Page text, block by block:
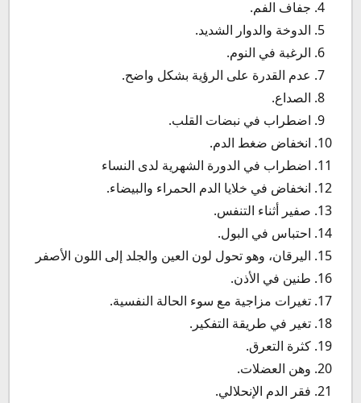
جفاف الفم.
الدوخة والدوار الشديد.
الرغبة في النوم.
عدم القدرة على الرؤية بشكل واضح.
الصداع.
اضطراب في نبضات القلب.
انخفاض ضغط الدم.
اضطراب في الدورة الشهرية لدى النساء
انخفاض في خلايا الدم الحمراء والبيضاء.
صفير أثناء التنفس.
احتباس في البول.
اليرقان، وهو تحول لون العين والجلد إلى اللون الأصفر
طنين في الأذن.
تغيرات مزاجية مع سوء الحالة النفسية.
تغير في طريقة التفكير.
كثرة التعرق.
وهن العضلات.
فقر الدم الإنحلالي.